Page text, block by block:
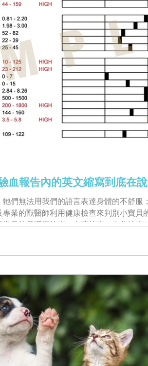
報告內的英文縮寫到底在說
們無法用我們的語言表達身體的不舒服
業的獸醫師利用健康檢查來判別小寶貝
見的是理學檢查、血液檢查、生化檢查